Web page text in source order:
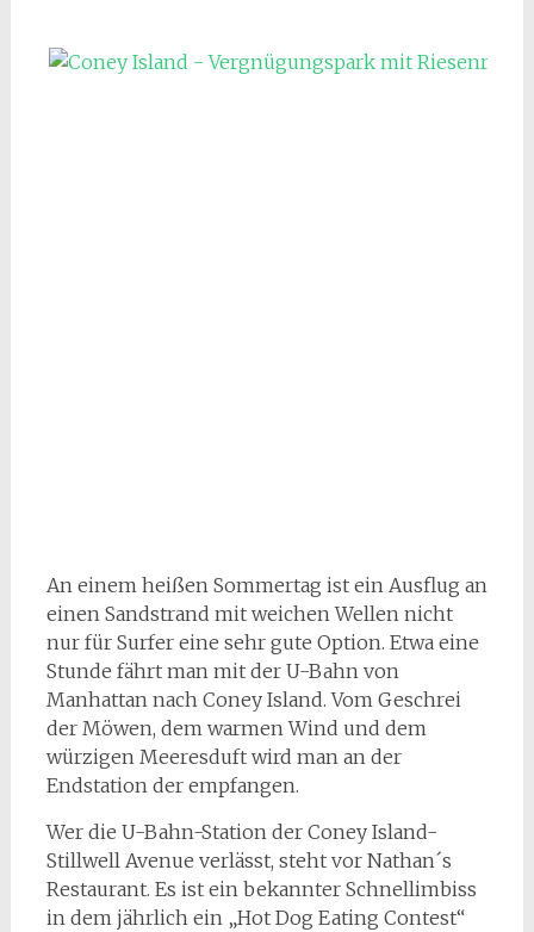
An einem heißen Sommertag ist ein Ausflug an
einen Sandstrand mit weichen Wellen nicht
nur für Surfer eine sehr gute Option. Etwa eine
Stunde fährt man mit der U-Bahn von
Manhattan nach Coney Island. Vom Geschrei
der Möwen, dem warmen Wind und dem
würzigen Meeresduft wird man an der
Endstation der empfangen.
Wer die U-Bahn-Station der Coney Island-
Stillwell Avenue verlässt, steht vor Nathan´s
Restaurant. Es ist ein bekannter Schnellimbiss
in dem jährlich ein „Hot Dog Eating Contest“